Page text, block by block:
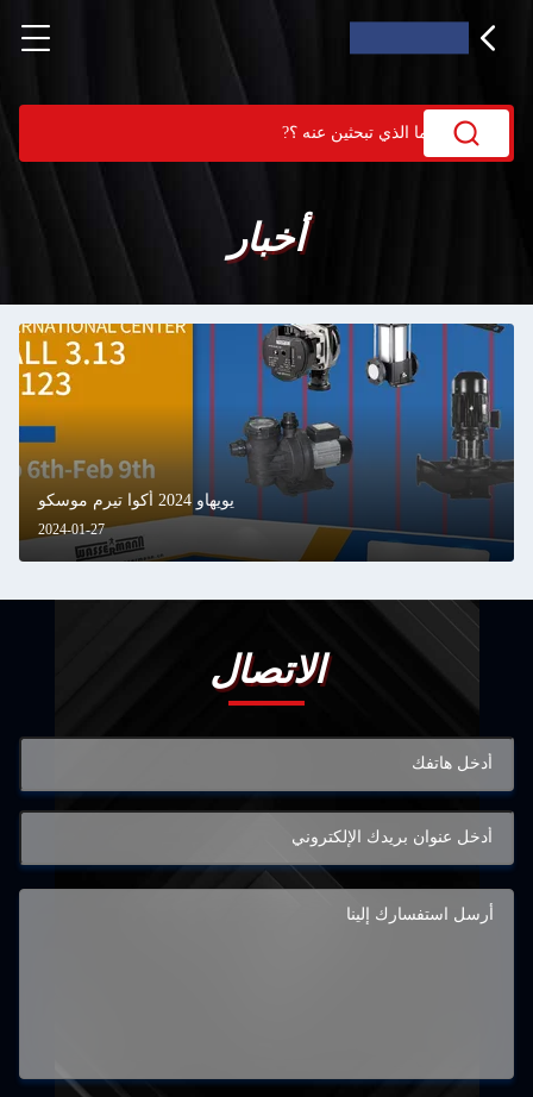
أخبار
2024-01-27
يويهاو 2024 أكوا تيرم موسكو
الاتصال